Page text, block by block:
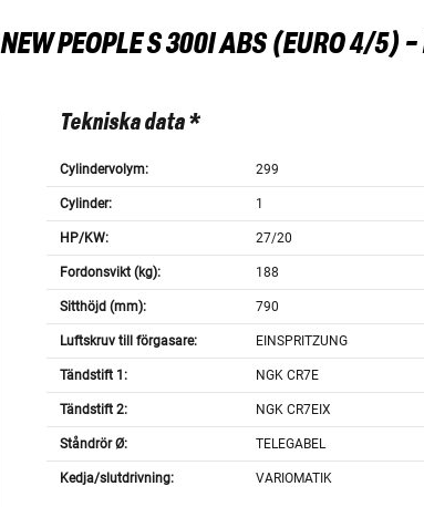
NEW PEOPLE S 300I ABS (EURO 4/5)
Tekniska data *
Cylindervolym: 299
Cylinder: 1
HP/KW: 27/20
Fordonsvikt (kg): 188
Sitthöjd (mm): 790
Luftskruv till förgasare: EINSPRITZUNG
Tändstift 1: NGK CR7E
Tändstift 2: NGK CR7EIX
Ståndrör Ø: TELEGABEL
Kedja/slutdrivning: VARIOMATIK